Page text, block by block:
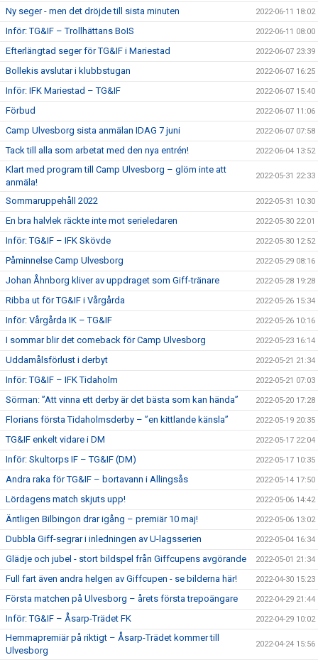
Ny seger - men det dröjde till sista minuten 2022-06-11 18:02
Inför: TG&IF – Trollhättans BoIS 2022-06-11 08:00
Efterlängtad seger för TG&IF i Mariestad 2022-06-07 23:39
Bollekis avslutar i klubbstugan 2022-06-07 16:25
Inför: IFK Mariestad – TG&IF 2022-06-07 15:40
Förbud 2022-06-07 11:06
Camp Ulvesborg sista anmälan IDAG 7 juni 2022-06-07 07:58
Tack till alla som arbetat med den nya entrén! 2022-06-04 13:52
Klart med program till Camp Ulvesborg – glöm inte att
anmäla!
2022-05-31 22:33
Sommaruppehåll 2022 2022-05-31 10:30
En bra halvlek räckte inte mot serieledaren 2022-05-30 22:01
Inför: TG&IF – IFK Skövde 2022-05-30 12:52
Påminnelse Camp Ulvesborg 2022-05-29 08:16
Johan Åhnborg kliver av uppdraget som Giff-tränare 2022-05-28 19:28
Ribba ut för TG&IF i Vårgårda 2022-05-26 15:34
Inför: Vårgårda IK – TG&IF 2022-05-26 10:16
I sommar blir det comeback för Camp Ulvesborg 2022-05-23 16:14
Uddamålsförlust i derbyt 2022-05-21 21:34
Inför: TG&IF – IFK Tidaholm 2022-05-21 07:03
Sörman: ”Att vinna ett derby är det bästa som kan hända” 2022-05-20 17:28
Florians första Tidaholmsderby – ”en kittlande känsla” 2022-05-19 20:35
TG&IF enkelt vidare i DM 2022-05-17 22:04
Inför: Skultorps IF – TG&IF (DM) 2022-05-17 10:35
Andra raka för TG&IF – bortavann i Allingsås 2022-05-14 17:50
Lördagens match skjuts upp! 2022-05-06 14:42
Äntligen Bilbingon drar igång – premiär 10 maj! 2022-05-06 13:02
Dubbla Giff-segrar i inledningen av U-lagsserien 2022-05-04 16:34
Glädje och jubel - stort bildspel från Giffcupens avgörande 2022-05-01 21:34
Full fart även andra helgen av Giffcupen - se bilderna här! 2022-04-30 15:23
Första matchen på Ulvesborg – årets första trepoängare 2022-04-29 21:44
Inför: TG&IF – Åsarp-Trädet FK 2022-04-29 10:02
Hemmapremiär på riktigt – Åsarp-Trädet kommer till
Ulvesborg
2022-04-24 15:56